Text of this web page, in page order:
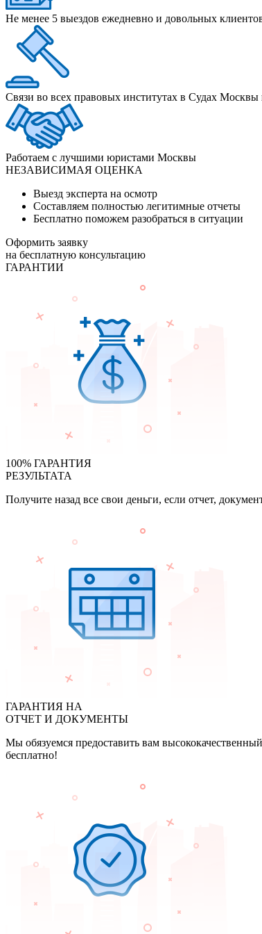
Не менее 5 выездов ежедневно и довольных
Связи во всех правовых институтах в Судах
Работаем с лучшими юристами Москвы
НЕЗАВИСИМАЯ ОЦЕНКА
Выезд эксперта на осмотр
Составляем полностью легитимные отчеты
Бесплатно поможем разобраться в ситуации
Оформить заявку
на бесплатную консультацию
ГАРАНТИИ
100% ГАРАНТИЯ
РЕЗУЛЬТАТА
Получите назад все свои деньги, если отчет,
ГАРАНТИЯ НА
ОТЧЕТ И ДОКУМЕНТЫ
Мы обязуемся предоставить вам
бесплатно!